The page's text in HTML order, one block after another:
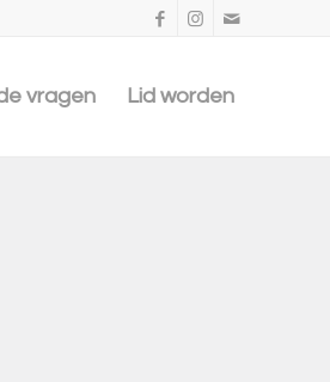
vragen Lid worden